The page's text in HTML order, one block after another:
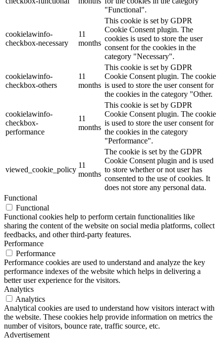
"Functional".
cookielawinfo-
checkbox-necessary
11
months
This cookie is set by GDPR
Cookie Consent plugin. The
cookies is used to store the user
consent for the cookies in the
category "Necessary".
cookielawinfo-
checkbox-others
11
months
This cookie is set by GDPR
Cookie Consent plugin. The cookie
is used to store the user consent for
the cookies in the category "Other.
cookielawinfo-
checkbox-
performance
11
months
This cookie is set by GDPR
Cookie Consent plugin. The cookie
is used to store the user consent for
the cookies in the category
"Performance".
viewed_cookie_policy
11
months
The cookie is set by the GDPR
Cookie Consent plugin and is used
to store whether or not user has
consented to the use of cookies. It
does not store any personal data.
Functional
Functional
Functional cookies help to perform certain functionalities like
sharing the content of the website on social media platforms, collect
feedbacks, and other third-party features.
Performance
Performance
Performance cookies are used to understand and analyze the key
performance indexes of the website which helps in delivering a
better user experience for the visitors.
Analytics
Analytics
Analytical cookies are used to understand how visitors interact with
the website. These cookies help provide information on metrics the
number of visitors, bounce rate, traffic source, etc.
Advertisement